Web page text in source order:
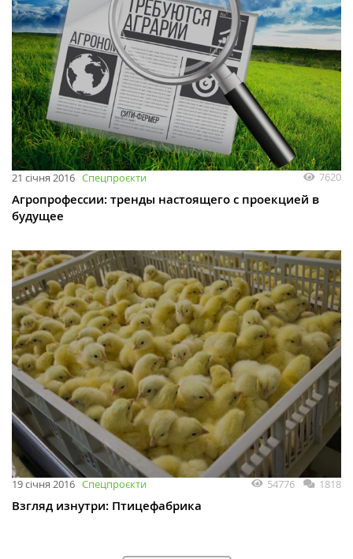
21 січня 2016 Спецпроєкти 7620
Агропрофессии: тренды настоящего с проекцией в
будущее
19 січня 2016 Спецпроєкти 54776 1818
Взгляд изнутри: Птицефабрика